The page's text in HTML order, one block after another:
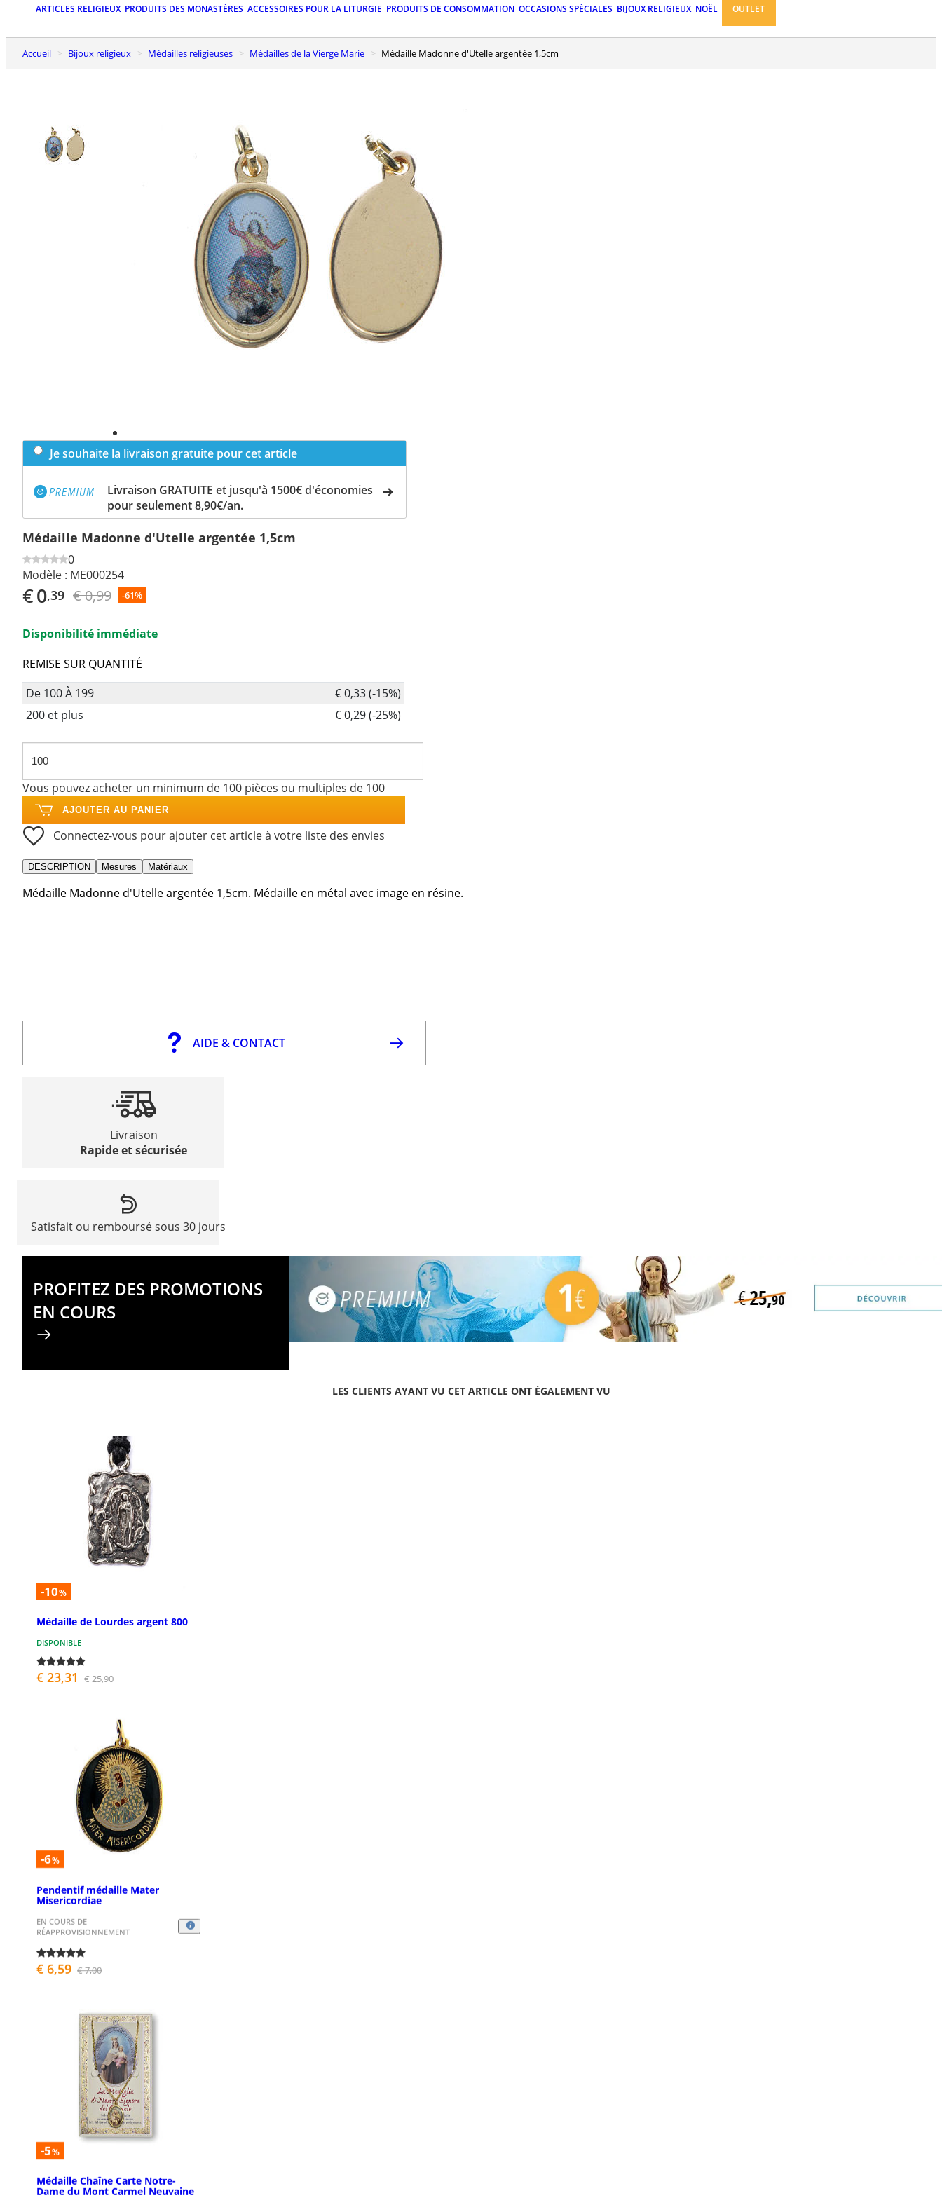
ARTICLES RELIGIEUX PRODUITS DES MONASTÈRES ACCESSOIRES POUR LA LITURGIE PRODUITS DE CONSOMMATION OCCASIONS SPÉCIALES BIJOUX RELIGIEUX NOËL OUTLET
Accueil Bijoux religieux Médailles religieuses Médailles de la Vierge Marie Médaille Madonne d'Utelle argentée 1,5cm
Je souhaite la livraison gratuite pour cet article
Livraison GRATUITE et jusqu'à 1500€ d'économies
pour seulement 8,90€/an.
Médaille Madonne d'Utelle argentée 1,5cm
0
Modèle : ME000254
€0,39 € 0,99 -61%
Disponibilité immédiate
REMISE SUR QUANTITÉ
De 100 À 199
€ 0,33 (-15%)
200 et plus
€ 0,29 (-25%)
Vous pouvez acheter un minimum de 100 pièces ou multiples de 100
AJOUTER AU PANIER
Connectez-vous pour ajouter cet article à votre liste des envies
DESCRIPTION Mesures Matériaux
Médaille Madonne d'Utelle argentée 1,5cm. Médaille en métal avec image en résine.
AIDE & CONTACT
Livraison
Rapide et sécurisée
Satisfait ou remboursé sous 30 jours
PROFITEZ DES PROMOTIONS
EN COURS
LES CLIENTS AYANT VU CET ARTICLE ONT ÉGALEMENT VU
-10%
Médaille de Lourdes argent 800
DISPONIBLE
€ 23,31 € 25,90
-6%
Pendentif médaille Mater
Misericordiae
EN COURS DE
RÉAPPROVISIONNEMENT
€ 6,59 € 7,00
-5%
Médaille Chaîne Carte Notre-
Dame du Mont Carmel Neuvaine